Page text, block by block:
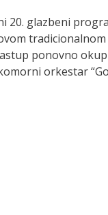
glazbeni
ponovno
orkestar